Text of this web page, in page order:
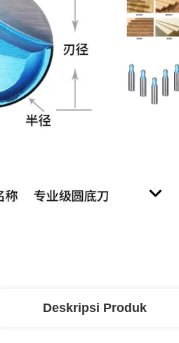
Deskripsi Produk